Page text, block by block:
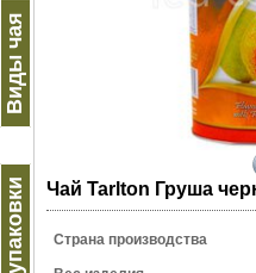
Виды чая
Чай Tarlton Груша
Страна производства